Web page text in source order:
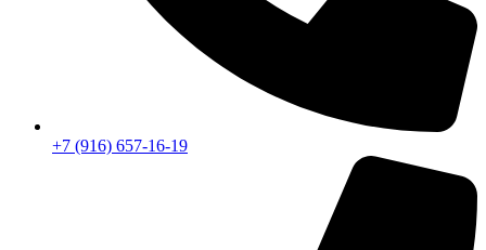
+7 (916) 657-16-19